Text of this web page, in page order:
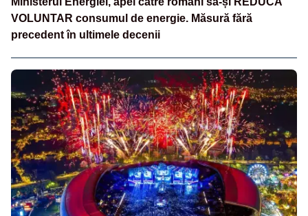
VOLUNTAR consumul de energie. Măsură fără
precedent în ultimele decenii